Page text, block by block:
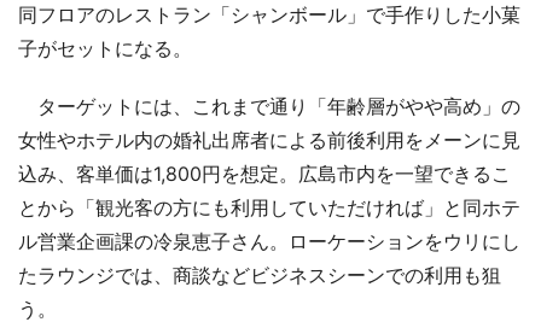
同フロアのレストラン「シャンボール」で手作りした小菓
子がセットになる。
ターゲットには、これまで通り「年齢層がやや高め」の
女性やホテル内の婚礼出席者による前後利用をメーンに見
込み、客単価は1,800円を想定。広島市内を一望できるこ
とから「観光客の方にも利用していただければ」と同ホテ
ル営業企画課の冷泉恵子さん。ローケーションをウリにし
たラウンジでは、商談などビジネスシーンでの利用も狙
う。